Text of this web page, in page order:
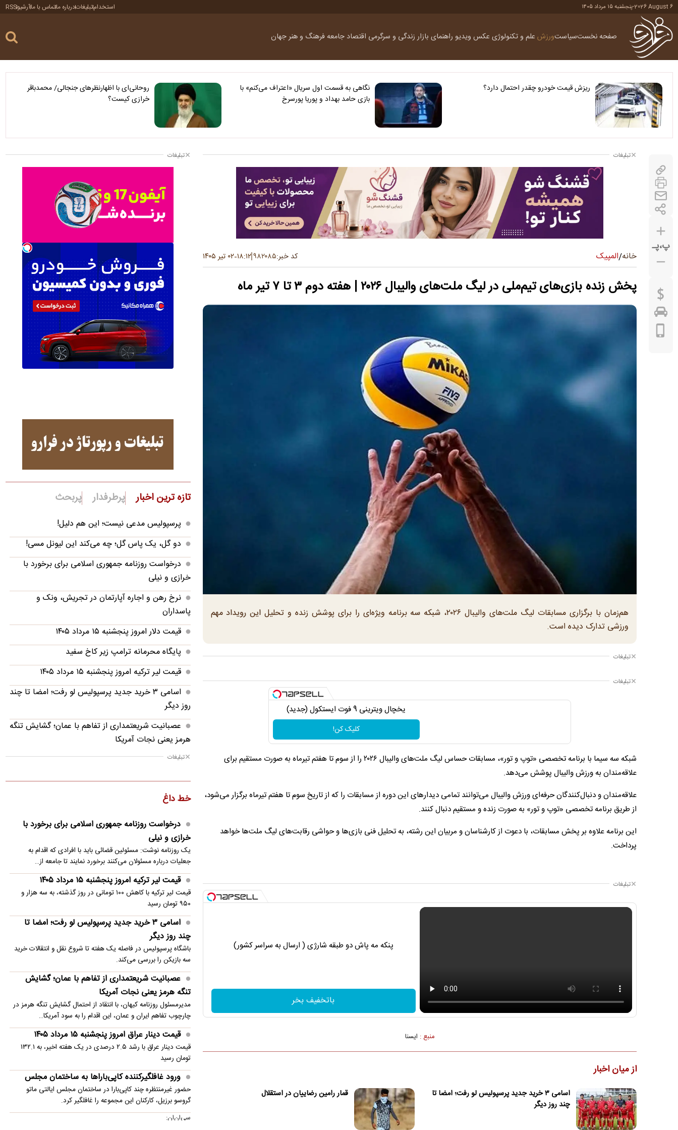
2026 August 6
-پنجشنبه ۱۵ مرداد ۱۴۰۵ استخدامتبلیغاتدرباره ماتماس با ماآرشیوRSS
صفحه نخستسیاستورزش علم و تکنولوژی عکس ویدیو راهنمای بازارزندگی و سرگرمی اقتصاد جامعهفرهنگ و هنرجهان
ریزش قیمت خودرو چقدر احتمال دارد؟
نگاهی به قسمت اول سریال «اعتراف می‌کنم» با
بازی حامد بهداد و پوریا پورسرخ
روحانی‌ای با اظهارنظرهای جنجالی/ محمدباقر
خرازی کیست؟
پ،پـ
تبلیغات
خانه/المپیک کد خبر:۹۸۲۰۸۵۱۸:۱۲-۰۲ تیر ۱۴۰۵
پخش زنده بازی‌های تیم‌ملی در لیگ ملت‌های والیبال ۲۰۲۶ | هفته دوم ۳ تا ۷ تیر ماه
هم‌زمان با برگزاری مسابقات لیگ ملت‌های والیبال ۲۰۲۶، شبکه سه برنامه‌ ویژه‌ای را برای پوشش زنده و تحلیل این رویداد مهم
ورزشی تدارک دیده است.
تبلیغات
تبلیغات
یخچال ویترینی 9 فوت ایستکول (جدید)
کلیک کن!
شبکه سه سیما با برنامه تخصصی «توپ و تور»، مسابقات حساس لیگ ملت‌های والیبال ۲۰۲۶ را از سوم تا هفتم تیرماه به صورت مستقیم برای
علاقه‌مندان به ورزش والیبال پوشش می‌دهد.
علاقه‌مندان و دنبال‌کنندگان حرفه‌ای ورزش والیبال می‌توانند تمامی دیدارهای این دوره از مسابقات را که از تاریخ سوم تا هفتم تیرماه برگزار می‌شود،
از طریق برنامه تخصصی «توپ و تور» به صورت زنده و مستقیم دنبال کنند.
این برنامه علاوه بر پخش مسابقات، با دعوت از کارشناسان و مربیان این رشته، به تحلیل فنی بازی‌ها و حواشی رقابت‌های لیگ ملت‌ها خواهد
پرداخت.
تبلیغات
پنکه مه پاش دو طبقه شارژی ( ارسال به سراسر کشور)
باتخفیف بخر
منبع : ايسنا
از میان اخبار
اسامی ۳ خرید جدید پرسپولیس لو رفت؛ امضا تا
چند روز دیگر
قمار رامین رضاییان در استقلال
تبلیغات
تازه ترین اخبار پرطرفدار پربحث
پرسپولیس مدعی نیست؛ این هم دلیل!
دو گل، یک پاس گل؛ چه می‌کند این لیونل مسی!
درخواست روزنامه جمهوری اسلامی برای برخورد با
خرازی و نیلی
نرخ رهن و اجاره آپارتمان در تجریش، ونک و
پاسداران
قیمت دلار امروز پنجشنبه ۱۵ مرداد ۱۴۰۵
پایگاه محرمانه ترامپ زیر کاخ سفید
قیمت لیر ترکیه امروز پنجشنبه ۱۵ مرداد ۱۴۰۵
اسامی ۳ خرید جدید پرسپولیس لو رفت؛ امضا تا چند
روز دیگر
عصبانیت شریعتمداری از تفاهم با عمان؛ گشایش تنگه
هرمز یعنی نجات آمریکا
تصویر؛ مرگ شوکه‌کننده بازیکن در بازی به دلیل
اختلاف میان ترامپ و هگست بر سر ذخایر
تسلیحاتی/ کاخ سفید رد کرد
قیمت دینار عراق امروز پنجشنبه ۱۵ مرداد ۱۴۰۵
ترامپ: ترجیح می‌دهم با ایران به توافق برسم
تصویر؛ حرکت عجیب وینیسیوس در اینستاگرام
ثروت افسانه‌‌ای دیوید بکهام
تبلیغات
خط داغ
درخواست روزنامه جمهوری اسلامی برای برخورد با
خرازی و نیلی
یک روزنامه نوشت: مسئولین قضائی باید با افرادی که اقدام به
جعلیات درباره مسئولان می‌کنند برخورد نمایند تا جامعه از…
قیمت لیر ترکیه امروز پنجشنبه ۱۵ مرداد ۱۴۰۵
قیمت لیر ترکیه با کاهش ۱۰۰ تومانی در روز گذشته، به سه هزار و
۹۵۰ تومان رسید
اسامی ۳ خرید جدید پرسپولیس لو رفت؛ امضا تا
چند روز دیگر
باشگاه پرسپولیس در فاصله یک هفته تا شروع نقل و انتقالات خرید
سه بازیکن را بررسی می‌کند.
عصبانیت شریعتمداری از تفاهم با عمان؛ گشایش
تنگه هرمز یعنی نجات آمریکا
مدیرمسئول روزنامه کیهان، با انتقاد از احتمال گشایش تنگه هرمز در
چارچوب تفاهم ایران و عمان، این اقدام را به سود آمریکا…
قیمت دینار عراق امروز پنجشنبه ۱۵ مرداد ۱۴۰۵
قیمت دینار عراق با رشد ۲.۵ درصدی در یک هفته اخیر، به ۱۳۲.۱
تومان رسید
ورود غافلگیرکننده کاپی‌باراها به ساختمان مجلس
حضور غیرمنتظره چند کاپی‌بارا در ساختمان مجلس ایالتی ماتو
گروسو برزیل، کارکنان این مجموعه را غافلگیر کرد.
سی‌ان‌ان: